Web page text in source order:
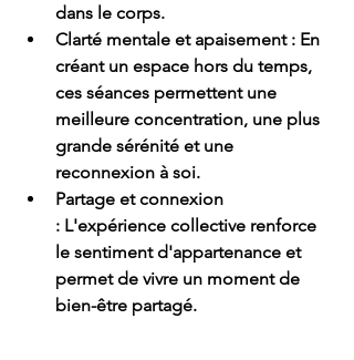
dans le corps.
Clarté mentale et apaisement : En
créant un espace hors du temps,
ces séances permettent une
meilleure concentration, une plus
grande sérénité et une
reconnexion à soi.
Partage et connexion
: L'expérience collective renforce
le sentiment d'appartenance et
permet de vivre un moment de
bien-être partagé.